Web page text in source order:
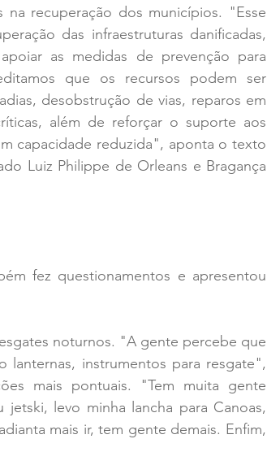
na recuperação dos municípios. "Esse
das infraestruturas danificadas,
as medidas de prevenção para
que os recursos podem ser
desobstrução de vias, reparos em
além de reforçar o suporte aos
capacidade reduzida", aponta o texto
Luiz Philippe de Orleans e Bragança
fez questionamentos e apresentou
noturnos. "A gente percebe que
instrumentos para resgate",
mais pontuais. "Tem muita gente
levo minha lancha para Canoas,
mais ir, tem gente demais. Enfim,